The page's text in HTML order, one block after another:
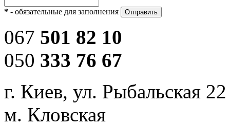
* - обязательные для заполнения
067 501 82 10
050 333 76 67
г. Киев, ул. Рыбальская 22
м. Кловская